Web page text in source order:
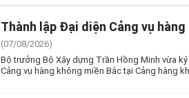
Thành lập Đại diện Cảng vụ
(07/08/2026)
Bộ trưởng Bộ Xây dựng Trần Hồng Minh vừa
Cảng vụ hàng không miền Bắc tại Cảng hàng